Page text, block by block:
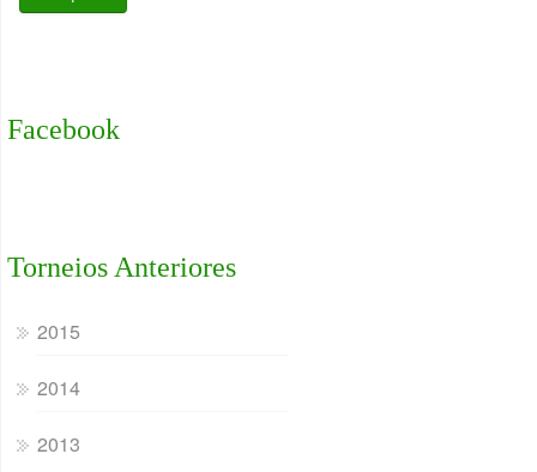
Facebook
Torneios Anteriores
2015
2014
2013